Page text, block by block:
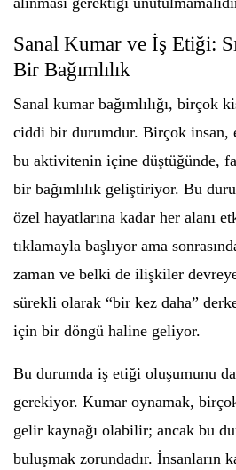
Sanal Kumar ve İş Etiği:
Bir Bağımlılık
Sanal kumar bağımlılığı, birçok
ciddi bir durumdur. Birçok insan,
bu aktivitenin içine düştüğünde,
bir bağımlılık geliştiriyor. Bu
özel hayatlarına kadar her alanı
tıklamayla başlıyor ama
zaman ve belki de ilişkiler
sürekli olarak “bir kez daha”
için bir döngü haline geliyor.
Bu durumda iş etiği oluşumunu
gerekiyor. Kumar oynamak,
gelir kaynağı olabilir; ancak bu
buluşmak zorundadır. İnsanların